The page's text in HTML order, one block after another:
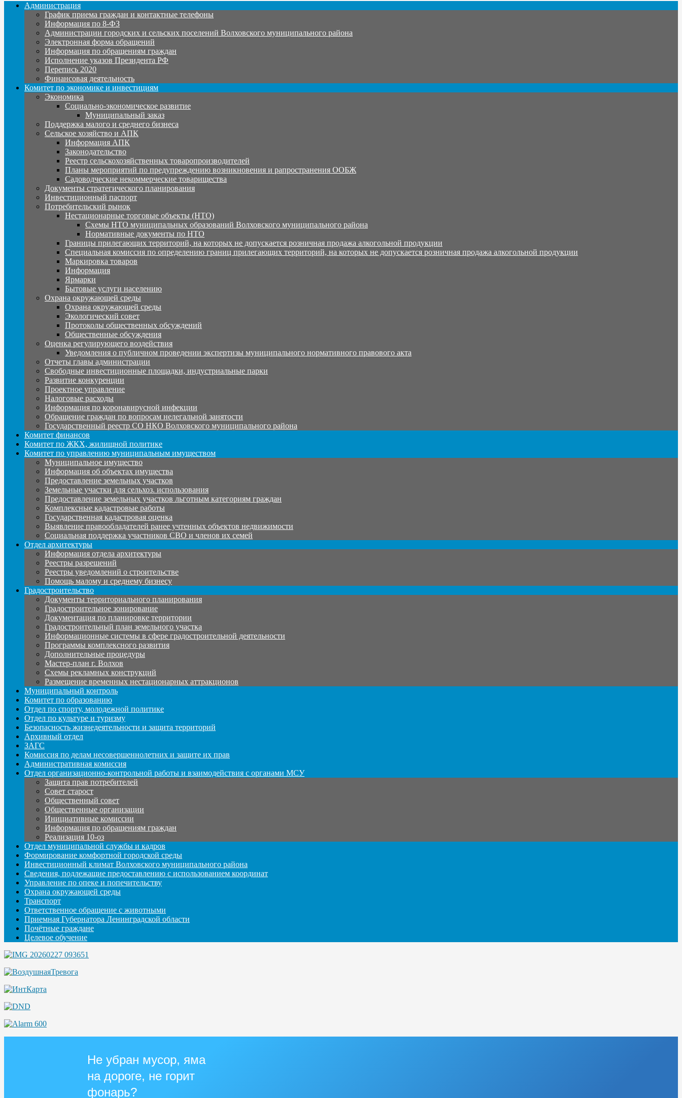
Администрация
График приема граждан и контактные телефоны
Информация по 8-ФЗ
Администрации городских и сельских поселений Волховского муниципального района
Электронная форма обращений
Информация по обращениям граждан
Исполнение указов Президента РФ
Перепись 2020
Финансовая деятельность
Комитет по экономике и инвестициям
Экономика
Социально-экономическое развитие
Муниципальный заказ
Поддержка малого и среднего бизнеса
Сельское хозяйство и АПК
Информация АПК
Законодательство
Реестр сельскохозяйственных товаропроизводителей
Планы мероприятий по предупреждению возникновения и рапространения ООБЖ
Садоводческие некоммерческие товарищества
Документы стратегического планирования
Инвестиционный паспорт
Потребительский рынок
Нестационарные торговые объекты (НТО)
Схемы НТО муниципальных образований Волховского муниципального района
Нормативные документы по НТО
Границы прилегающих территорий, на которых не допускается розничная продажа алкогольной продукции
Специальная комиссия по определению границ прилегающих территорий, на которых не допускается розничная продажа алкогольной продукции
Маркировка товаров
Информация
Ярмарки
Бытовые услуги населению
Охрана окружающей среды
Охрана окружающей среды
Экологический совет
Протоколы общественных обсуждений
Общественные обсуждения
Оценка регулирующего воздействия
Уведомления о публичном проведении экспертизы муниципального нормативного правового акта
Отчеты главы администрации
Свободные инвестиционные площадки, индустриальные парки
Развитие конкуренции
Проектное управление
Налоговые расходы
Информация по коронавирусной инфекции
Обращение граждан по вопросам нелегальной занятости
Государственный реестр СО НКО Волховского муниципального района
Комитет финансов
Комитет по ЖКХ, жилищной политике
Комитет по управлению муниципальным имуществом
Муниципальное имущество
Информация об объектах имущества
Предоставление земельных участков
Земельные участки для сельхоз. использования
Предоставление земельных участков льготным категориям граждан
Комплексные кадастровые работы
Государственная кадастровая оценка
Выявление правообладателей ранее учтенных объектов недвижимости
Социальная поддержка участников СВО и членов их семей
Отдел архитектуры
Информация отдела архитектуры
Реестры разрешений
Реестры уведомлений о строительстве
Помощь малому и среднему бизнесу
Градостроительство
Документы территориального планирования
Градостроительное зонирование
Документация по планировке территории
Градостроительный план земельного участка
Информационные системы в сфере градостроительной деятельности
Программы комплексного развития
Дополнительные процедуры
Мастер-план г. Волхов
Схемы рекламных конструкций
Размещение временных нестационарных аттракционов
Муниципальный контроль
Комитет по образованию
Отдел по спорту, молодежной политике
Отдел по культуре и туризму
Безопасность жизнедеятельности и защита территорий
Архивный отдел
ЗАГС
Комиссия по делам несовершеннолетних и защите их прав
Административная комиссия
Отдел организационно-контрольной работы и взаимодействия с органами МСУ
Защита прав потребителей
Совет старост
Общественный совет
Общественные организации
Инициативные комиссии
Информация по обращениям граждан
Реализация 10-оз
Отдел муниципальной службы и кадров
Формирование комфортной городской среды
Инвестиционный климат Волховского муниципального района
Сведения, подлежащие предоставлению с использованием координат
Управление по опеке и попечительству
Охрана окружающей среды
Транспорт
Ответственное обращение с животными
Приемная Губернатора Ленинградской области
Почётные граждане
Целевое обучение
Не убран мусор, яма
на дороге, не горит
фонарь?